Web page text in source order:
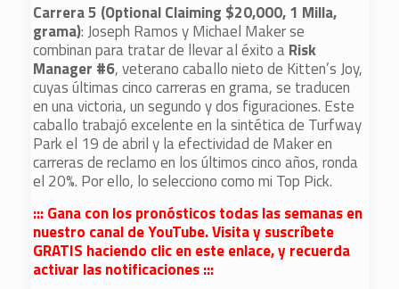
Carrera 5 (Optional Claiming $20,000, 1 Milla,
grama): Joseph Ramos y Michael Maker se
combinan para tratar de llevar al éxito aRisk
Manager #6, veterano caballo nieto de Kitten’s Joy,
cuyas últimas cinco carreras en grama, se traducen
en una victoria, un segundo y dos figuraciones. Este
caballo trabajó excelente en la sintética de Turfway
Park el 19 de abril y la efectividad de Maker en
carreras de reclamo en los últimos cinco años, ronda
el 20%. Por ello, lo selecciono como mi Top Pick.
::: Gana con los pronósticos todas las semanas en
nuestro canal de YouTube. Visita y suscríbete
GRATIS haciendo clic en este enlace, y recuerda
activar las notificaciones :::